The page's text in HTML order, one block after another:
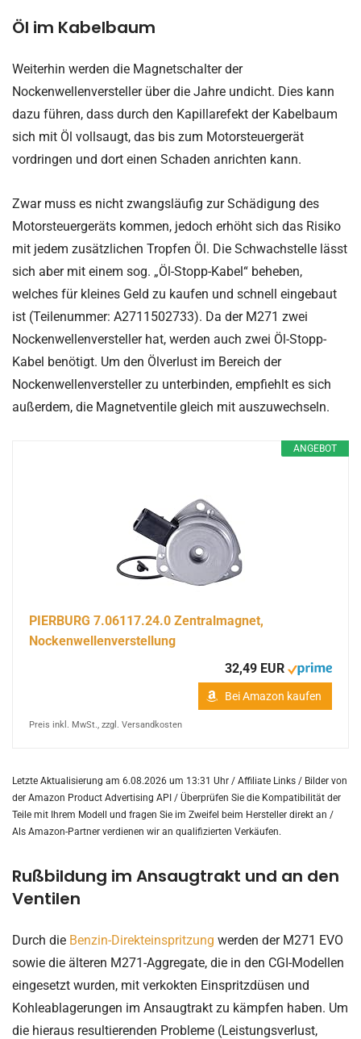
Öl im Kabelbaum
Weiterhin werden die Magnetschalter der
Nockenwellenversteller über die Jahre undicht. Dies kann
dazu führen, dass durch den Kapillarefekt der Kabelbaum
sich mit Öl vollsaugt, das bis zum Motorsteuergerät
vordringen und dort einen Schaden anrichten kann.
Zwar muss es nicht zwangsläufig zur Schädigung des
Motorsteuergeräts kommen, jedoch erhöht sich das Risiko
mit jedem zusätzlichen Tropfen Öl. Die Schwachstelle lässt
sich aber mit einem sog. „Öl-Stopp-Kabel“ beheben,
welches für kleines Geld zu kaufen und schnell eingebaut
ist (Teilenummer: A2711502733). Da der M271 zwei
Nockenwellenversteller hat, werden auch zwei Öl-Stopp-
Kabel benötigt. Um den Ölverlust im Bereich der
Nockenwellenversteller zu unterbinden, empfiehlt es sich
außerdem, die Magnetventile gleich mit auszuwechseln.
ANGEBOT
PIERBURG 7.06117.24.0 Zentralmagnet,
Nockenwellenverstellung
32,49 EUR
Bei Amazon kaufen
Preis inkl. MwSt., zzgl. Versandkosten
Letzte Aktualisierung am 6.08.2026 um 13:31 Uhr / Affiliate Links / Bilder von
der Amazon Product Advertising API / Überprüfen Sie die Kompatibilität der
Teile mit Ihrem Modell und fragen Sie im Zweifel beim Hersteller direkt an /
Als Amazon-Partner verdienen wir an qualifizierten Verkäufen.
Rußbildung im Ansaugtrakt und an den
Ventilen
Durch die Benzin-Direkteinspritzung werden der M271 EVO
sowie die älteren M271-Aggregate, die in den CGI-Modellen
eingesetzt wurden, mit verkokten Einspritzdüsen und
Kohleablagerungen im Ansaugtrakt zu kämpfen haben. Um
die hieraus resultierenden Probleme (Leistungsverlust,